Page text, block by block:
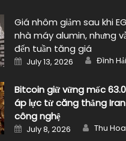
Giá nhôm giảm sau khi
nhà máy alumin, nhưng
đến tuần tăng giá
Posted
on
July 13, 2026 Author
Đình Hải
Bitcoin giữ vững mốc
áp lực từ căng thẳng
công nghệ
Posted
on
July 8, 2026 Author
Thu